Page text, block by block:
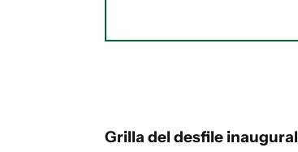
Grilla del desfile inaugural